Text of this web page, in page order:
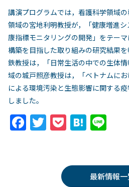
講演プログラムでは，看護科学領域
領域の宮地利明教授が，「健康増進
康指標モニタリングの開発」をテー
構築を目指した取り組みの研究結果
鉄教授は，「日常生活の中での生体
域の城戸照彦教授は，「ベトナムに
による環境汚染と生態影響に関する
しました。
F T
er
P
k
H
n
最新情報